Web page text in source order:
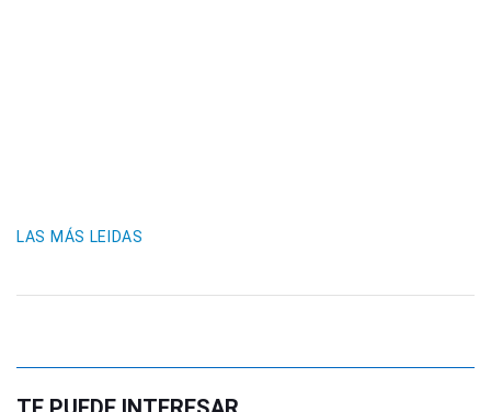
LAS MÁS LEIDAS